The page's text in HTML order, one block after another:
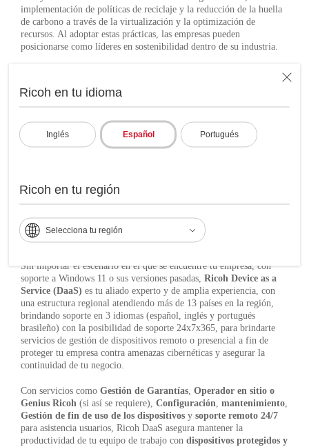
Ricoh en tu idioma
Inglés Español Portugués
Ricoh en tu región
Selecciona tu región
implementación de políticas de reciclaje y la reducción de la huella
de carbono a través de la virtualización y la optimización de
recursos. Al adoptar estas prácticas, las empresas pueden
posicionarse como líderes en sostenibilidad dentro de su industria.
en la transición de tu empresa
hacia Windows 11
Microsoft: Por un lado, algunas empresas ya iniciaron su transición
a Windows 11, sin embargo, aún cuentan con dispositivos que se
arriesgan a no lograr migrar hacia Windows 11 antes de octubre
2025. Por otro lado, están las empresas que no han iniciado esta
transición porque quizás no tienen claro cómo iniciar el proceso.
Sin importar el escenario en el que se encuentre tu empresa, con
soporte a Windows 11 o sus versiones pasadas, Ricoh Device as a
Service (DaaS) es tu aliado experto y de amplia experiencia, con
una estructura regional atendiendo más de 13 países en la región,
brindando soporte en 3 idiomas (español, inglés y portugués
brasileño) con la posibilidad de soporte 24x7x365, para brindarte
servicios de gestión de dispositivos remoto o presencial a fin de
proteger tu empresa contra amenazas cibernéticas y asegurar la
continuidad de tu negocio.
Con servicios como Gestión de Garantías, Operador en sitio o
Genius Ricoh (si así se requiere), Configuración, mantenimiento,
Gestión de fin de uso de los dispositivos y soporte remoto 24/7
para asistencia usuarios, Ricoh DaaS asegura mantener la
productividad de tu equipo de trabajo con dispositivos protegidos y